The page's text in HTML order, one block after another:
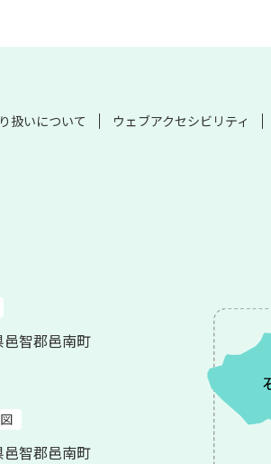
扱いについて ウェブアクセシビリティ
智郡邑南町
智郡邑南町